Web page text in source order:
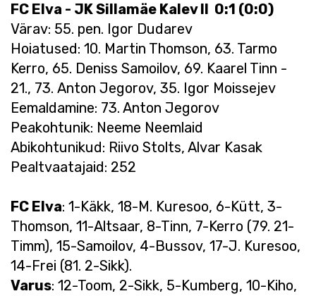
FC Elva - JK Sillamäe Kalev II 0:1 (0:0)
Värav: 55. pen. Igor Dudarev
Hoiatused: 10. Martin Thomson, 63. Tarmo
Kerro, 65. Deniss Samoilov, 69. Kaarel Tinn -
21., 73. Anton Jegorov, 35. Igor Moissejev
Eemaldamine: 73. Anton Jegorov
Peakohtunik: Neeme Neemlaid
Abikohtunikud: Riivo Stolts, Alvar Kasak
Pealtvaatajaid: 252
FC Elva: 1-Käkk, 18-M. Kuresoo, 6-Kütt, 3-
Thomson, 11-Altsaar, 8-Tinn, 7-Kerro (79. 21-
Timm), 15-Samoilov, 4-Bussov, 17-J. Kuresoo,
14-Frei (81. 2-Sikk).
Varus: 12-Toom, 2-Sikk, 5-Kumberg, 10-Kiho,